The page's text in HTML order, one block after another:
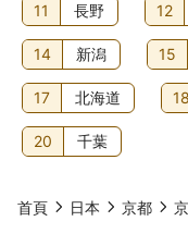
11 長野 12
14 新潟 15
17 北海道 18
20 千葉
首頁 日本 京都